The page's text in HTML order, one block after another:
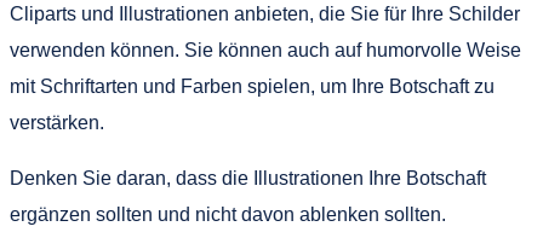
Cliparts und Illustrationen anbieten, die Sie für Ihre Schilder
verwenden können. Sie können auch auf humorvolle Weise
mit Schriftarten und Farben spielen, um Ihre Botschaft zu
verstärken.
Denken Sie daran, dass die Illustrationen Ihre Botschaft
ergänzen sollten und nicht davon ablenken sollten.